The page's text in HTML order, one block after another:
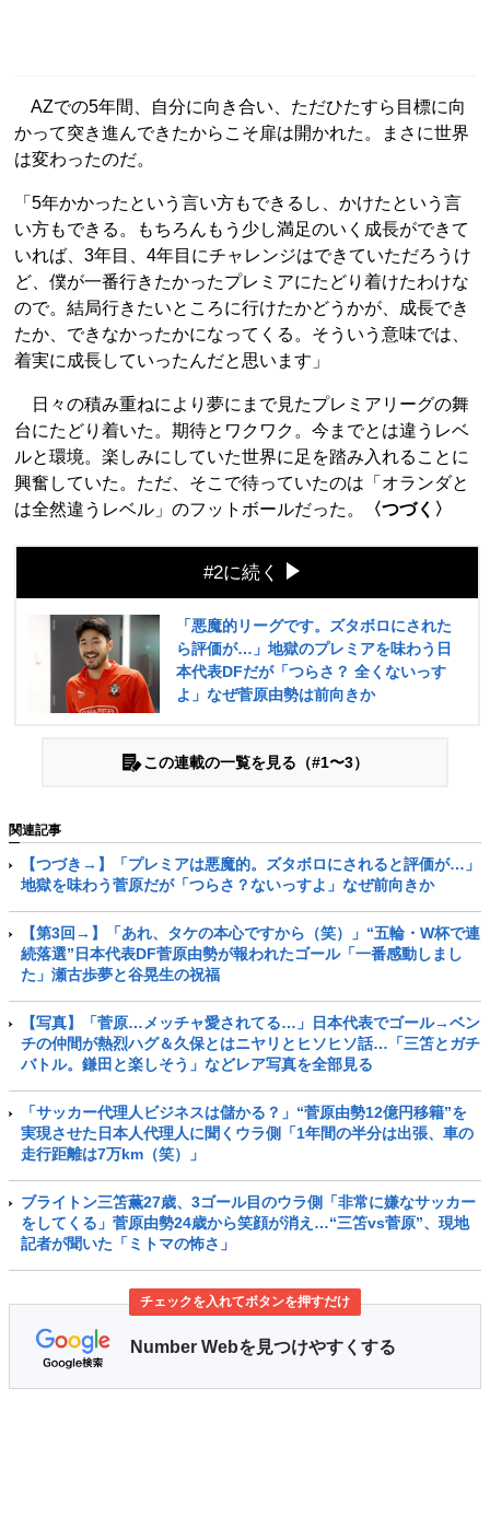
AZでの5年間、自分に向き合い、ただひたすら目標に向
かって突き進んできたからこそ扉は開かれた。まさに世界
は変わったのだ。
「5年かかったという言い方もできるし、かけたという言
い方もできる。もちろんもう少し満足のいく成長ができて
いれば、3年目、4年目にチャレンジはできていただろうけ
ど、僕が一番行きたかったプレミアにたどり着けたわけな
ので。結局行きたいところに行けたかどうかが、成長でき
たか、できなかったかになってくる。そういう意味では、
着実に成長していったんだと思います」
日々の積み重ねにより夢にまで見たプレミアリーグの舞
台にたどり着いた。期待とワクワク。今までとは違うレベ
ルと環境。楽しみにしていた世界に足を踏み入れることに
興奮していた。ただ、そこで待っていたのは「オランダと
は全然違うレベル」のフットボールだった。
〈つづく〉
#2に続く
「悪魔的リーグです。ズタボロにされた
ら評価が…」地獄のプレミアを味わう日
本代表DFだが「つらさ？ 全くないっす
よ」なぜ菅原由勢は前向きか
この連載の一覧を見る（#1〜3）
関連記事
【つづき→】「プレミアは悪魔的。ズタボロにされると評価が…」
地獄を味わう菅原だが「つらさ？ないっすよ」なぜ前向きか
【第3回→】「あれ、タケの本心ですから（笑）」“五輪・W杯で連
続落選”日本代表DF菅原由勢が報われたゴール「一番感動しまし
た」瀬古歩夢と谷晃生の祝福
【写真】「菅原…メッチャ愛されてる…」日本代表でゴール→ベン
チの仲間が熱烈ハグ＆久保とはニヤリとヒソヒソ話…「三笘とガチ
バトル。鎌田と楽しそう」などレア写真を全部見る
「サッカー代理人ビジネスは儲かる？」“菅原由勢12億円移籍”を
実現させた日本人代理人に聞くウラ側「1年間の半分は出張、車の
走行距離は7万km（笑）」
ブライトン三笘薫27歳、3ゴール目のウラ側「非常に嫌なサッカー
をしてくる」菅原由勢24歳から笑顔が消え…“三笘vs菅原”、現地
記者が聞いた「ミトマの怖さ」
チェックを入れてボタンを押すだけ
Number Webを見つけやすくする